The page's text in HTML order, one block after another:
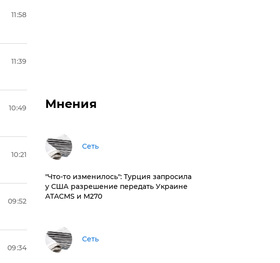
11:58
11:39
10:49
10:21
09:52
09:34
Мнения
Сеть
​"Что-то изменилось": Турция запросила
у США разрешение передать Украине
ATACMS и M270
Сеть